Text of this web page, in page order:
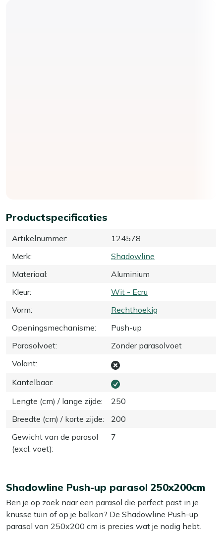
Productspecificaties
Artikelnummer:
124578
Merk:
Shadowline
Materiaal:
Aluminium
Kleur:
Wit - Ecru
Vorm:
Rechthoekig
Openingsmechanisme:
Push-up
Parasolvoet:
Zonder parasolvoet
Volant:
Kantelbaar:
Lengte (cm) / lange zijde:
250
Breedte (cm) / korte zijde:
200
Gewicht van de parasol
(excl. voet):
7
Shadowline Push-up parasol 250x200cm
Ben je op zoek naar een parasol die perfect past in je
knusse tuin of op je balkon? De Shadowline Push-up
parasol van 250x200 cm is precies wat je nodig hebt.